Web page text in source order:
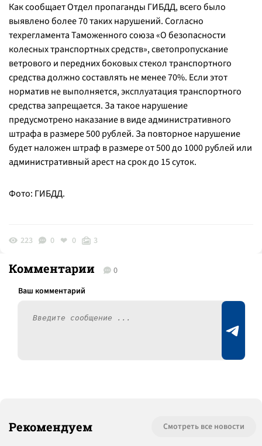
Как сообщает Отдел пропаганды ГИБДД, всего было
выявлено более 70 таких нарушений. Согласно
техрегламента Таможенного союза «О безопасности
колесных транспортных средств», светопропускание
ветрового и передних боковых стекол транспортного
средства должно составлять не менее 70%. Если этот
норматив не выполняется, эксплуатация транспортного
средства запрещается. За такое нарушение
предусмотрено наказание в виде административного
штрафа в размере 500 рублей. За повторное нарушение
будет наложен штраф в размере от 500 до 1000 рублей или
административный арест на срок до 15 суток.
Фото: ГИБДД.
223 0 0 3
Комментарии 0
Рекомендуем Смотреть все новости